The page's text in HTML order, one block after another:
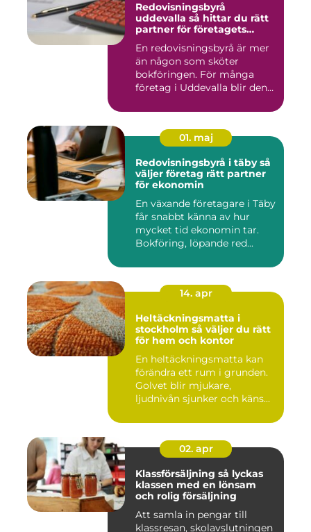
Redovisningsbyrå
uddevalla så hittar du rätt
partner för företagets
En redovisningsbyrå är mer
än någon som sköter
bokföringen. För många
företag i Uddevalla blir den
01. maj
Redovisningsbyrå i täby så
väljer företag rätt partner
för ekonomin
En växande företagare i Täby
får snabbt känna av hur
mycket tid ekonomin tar.
Bokföring, löpande red...
14. apr
Heltäckningsmatta i
stockholm så väljer du rätt
för hem och kontor
En heltäckningsmatta kan
förändra ett rum i grunden.
Golvet blir mjukare,
ljudnivån sjunker och käns...
02. apr
Klassförsäljning så lyckas
klassen med en lönsam
och rolig försäljning
Att samla in pengar till
klassresan, skolavslutningen